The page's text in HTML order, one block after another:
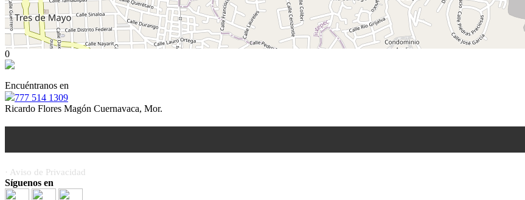
0
Encuéntranos en
777 514 1309
Ricardo Flores Magón Cuernavaca, Mor.
· Aviso de Privacidad
Síguenos en